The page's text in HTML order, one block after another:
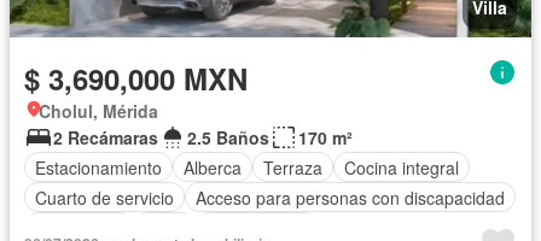
Villa
$ 3,690,000 MXN
Cholul, Mérida
2 Recámaras
2.5 Baños
170 m²
Estacionamiento
Alberca Terraza
Cocina integral
Cuarto de servicio
Acceso para personas con discapacidad